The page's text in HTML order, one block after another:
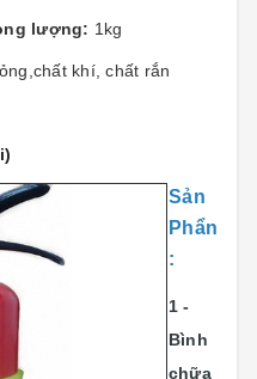
lượng: 1kg
khí, chất rắn
Sản
Phẩn
:
1 -
Bình
chữa